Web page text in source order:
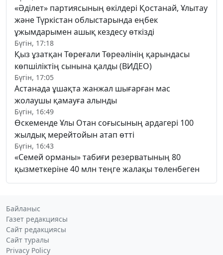
«Әділет» партиясының өкілдері Қостанай, Ұлытау
және Түркістан облыстарында еңбек
ұжымдарымен ашық кездесу өткізді
Бүгін, 17:18
Қыз ұзатқан Төреғали Төреәлінің қарындасы
көпшіліктің сынына қалды (ВИДЕО)
Бүгін, 17:05
Астанада ұшақта жанжал шығарған мас
жолаушы қамауға алынды
Бүгін, 16:49
Өскеменде Ұлы Отан соғысының ардагері 100
жылдық мерейтойын атап өтті
Бүгін, 16:43
«Семей орманы» табиғи резерватының 80
қызметкеріне 40 млн теңге жалақы төленбеген
Байланыс
Газет редакциясы
Сайт редакциясы
Сайт туралы
Privacy Policy